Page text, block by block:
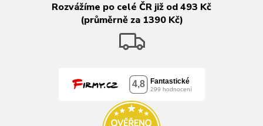
Rozvážíme po celé ČR již od 493 Kč
(průměrně za 1390 Kč)